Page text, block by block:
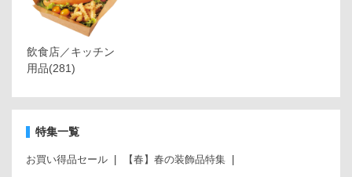
飲食店／キッチン
用品(281)
特集一覧
お買い得品セール 【春】春の装飾品特集